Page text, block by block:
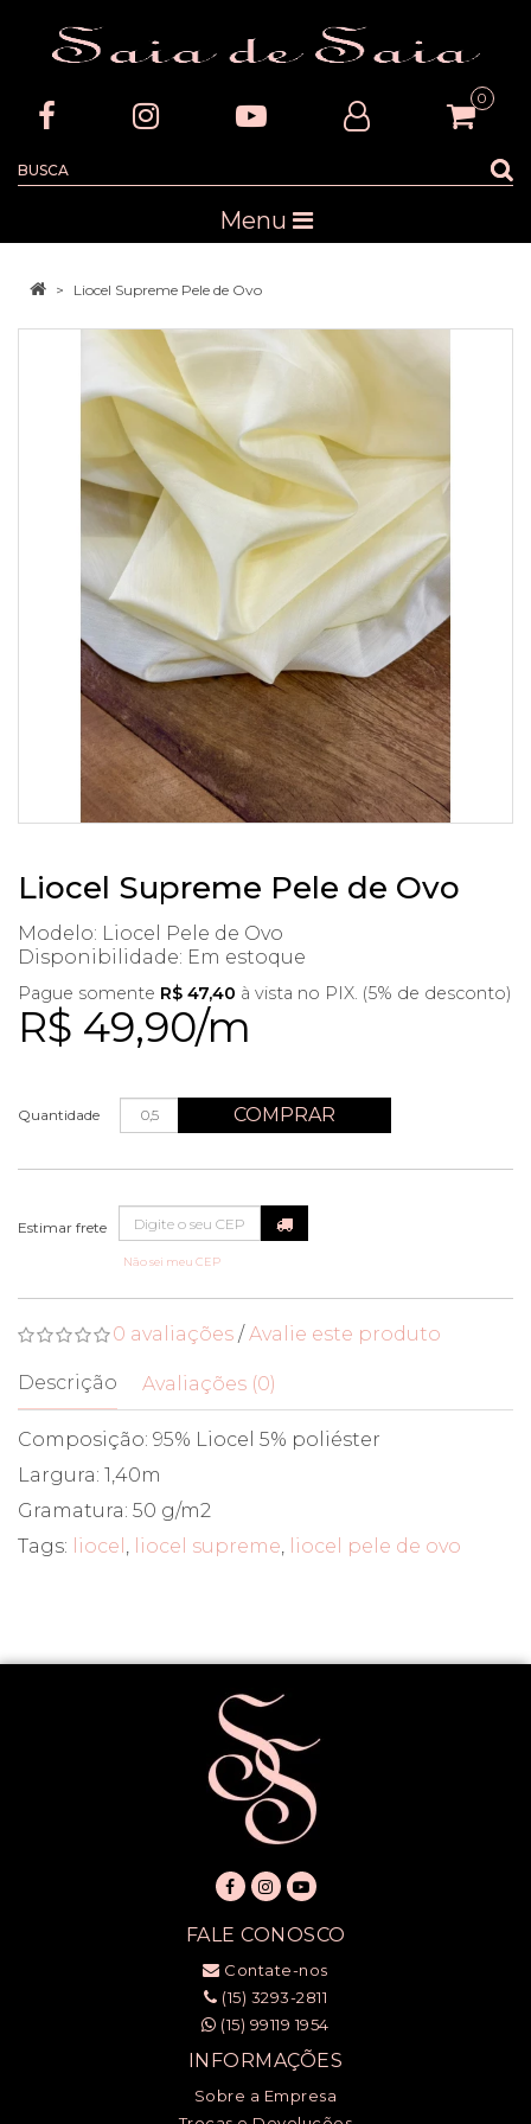
0
Menu
Liocel Supreme Pele de Ovo
Liocel Supreme Pele de Ovo
Modelo: Liocel Pele de Ovo
Disponibilidade: Em estoque
R$ 49,90/m
Pague somente R$ 47,40 à vista no PIX. (5% de desconto)
Quantidade COMPRAR
Não sei meu CEP
0 avaliações /Avalie este produto
Descrição Avaliações (0)
Composição: 95% Liocel 5% poliéster
Largura: 1,40m
Gramatura: 50 g/m2
Tags: liocel , liocel supreme, liocel pele de ovo
FALE CONOSCO
Contate-nos
(15) 3293-2811
(15) 99119 1954
INFORMAÇÕES
Sobre a Empresa